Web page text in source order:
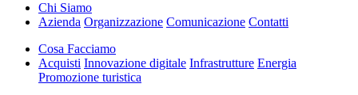
Chi Siamo
Azienda Organizzazione Comunicazione Contatti
Cosa Facciamo
Acquisti Innovazione digitale Infrastrutture Energia
Promozione turistica